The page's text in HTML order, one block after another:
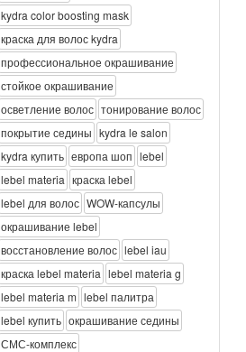
kydra color boosting mask
краска для волос kydra
профессиональное окрашивание
стойкое окрашивание
осветление волос тонирование волос
покрытие седины kydra le salon
kydra купить европа шоп lebel
lebel materia краска lebel
lebel для волос WOW-капсулы
окрашивание lebel
восстановление волос lebel iau
краска lebel materia lebel materia g
lebel materia m lebel палитра
lebel купить окрашивание седины
СМС-комплекс